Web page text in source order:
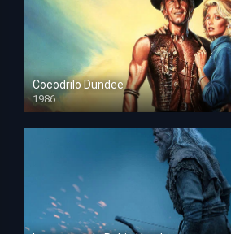
Cocodrilo Dundee
1986
HD 1080p